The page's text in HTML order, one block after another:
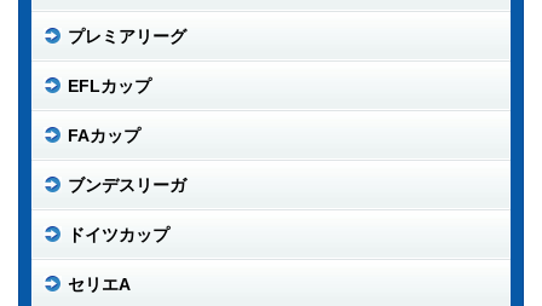
プレミアリーグ
EFLカップ
FAカップ
ブンデスリーガ
ドイツカップ
セリエA